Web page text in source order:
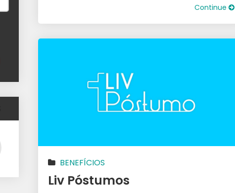
Continue
BENEFÍCIOS
Liv Póstumos